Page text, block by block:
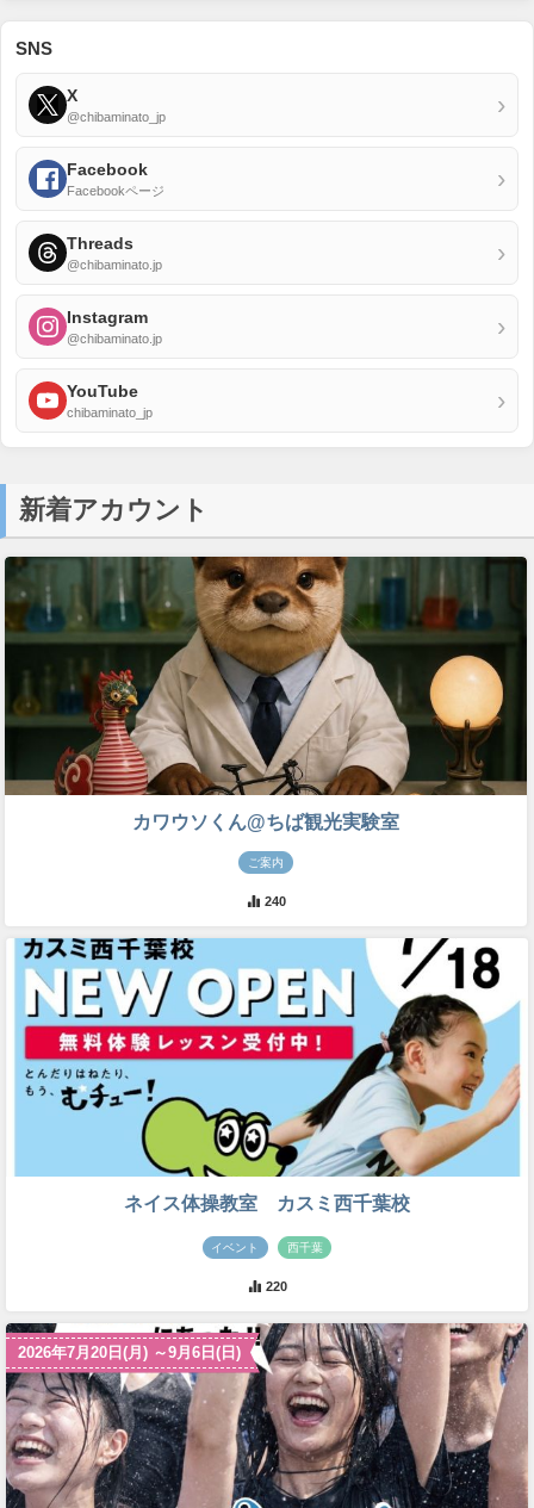
SNS
X
@chibaminato_jp ›
Facebook
Facebookページ ›
Threads
@chibaminato.jp ›
Instagram
@chibaminato.jp ›
YouTube
chibaminato_jp ›
新着アカウント
カワウソくん@ちば観光実験室
ご案内
240
ネイス体操教室 カスミ西千葉校
イベント 西千葉
220
2026年7月20日(月) ～9月6日(日)